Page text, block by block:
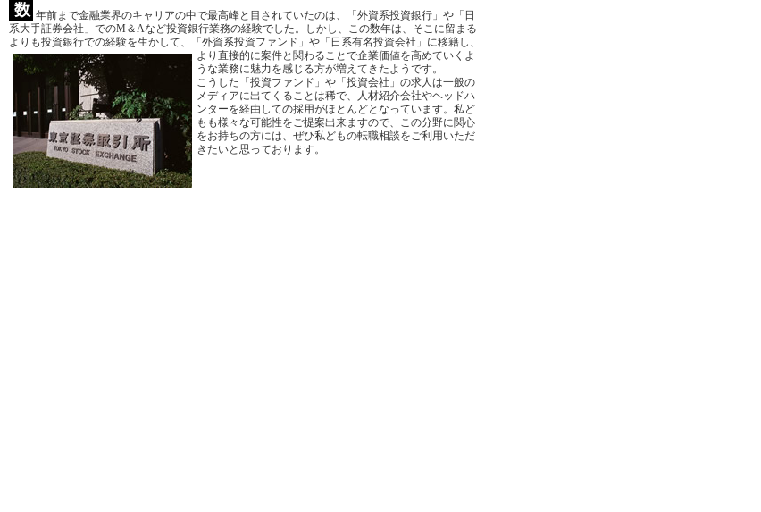
数 年前まで金融業界のキャリアの中で最高峰と目されていたのは、「外資系投資銀行」や「日
系大手証券会社」でのM＆Aなど投資銀行業務の経験でした。しかし、この数年は、そこに留まる
よりも投資銀行での経験を生かして、「外資系投資ファンド」や「日系有名投資会社」に移籍し、
より直接的に案件と関わることで企業価値を高めていくよ
うな業務に魅力を感じる方が増えてきたようです。
こうした「投資ファンド」や「投資会社」の求人は一般の
メディアに出てくることは稀で、人材紹介会社やヘッドハ
ンターを経由しての採用がほとんどとなっています。私ど
もも様々な可能性をご提案出来ますので、この分野に関心
をお持ちの方には、ぜひ私どもの転職相談をご利用いただ
きたいと思っております。